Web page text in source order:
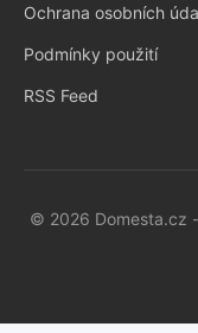
Ochrana osobních
Podmínky použití
RSS Feed
© 2026 Domesta.cz